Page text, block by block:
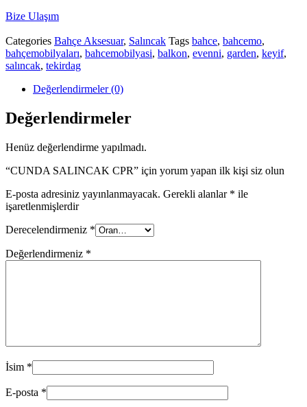
Bize Ulaşım
Categories Bahçe Aksesuar, Salıncak Tags bahce, bahcemo,
bahçemobilyaları, bahcemobilyasi, balkon, evenni, garden, keyif,
salıncak, tekirdag
Değerlendirmeler (0)
Değerlendirmeler
Henüz değerlendirme yapılmadı.
“CUNDA SALINCAK CPR” için yorum yapan ilk kişi siz olun
E-posta adresiniz yayınlanmayacak. Gerekli alanlar * ile
işaretlenmişlerdir
Derecelendirmeniz *
Değerlendirmeniz *
İsim *
E-posta *